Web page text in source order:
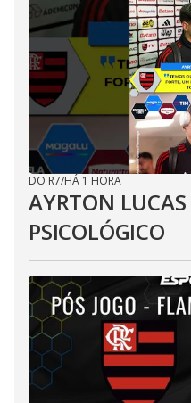
DO R7/HÁ 1 HORA
AYRTON LUCAS
PSICOLÓGICO